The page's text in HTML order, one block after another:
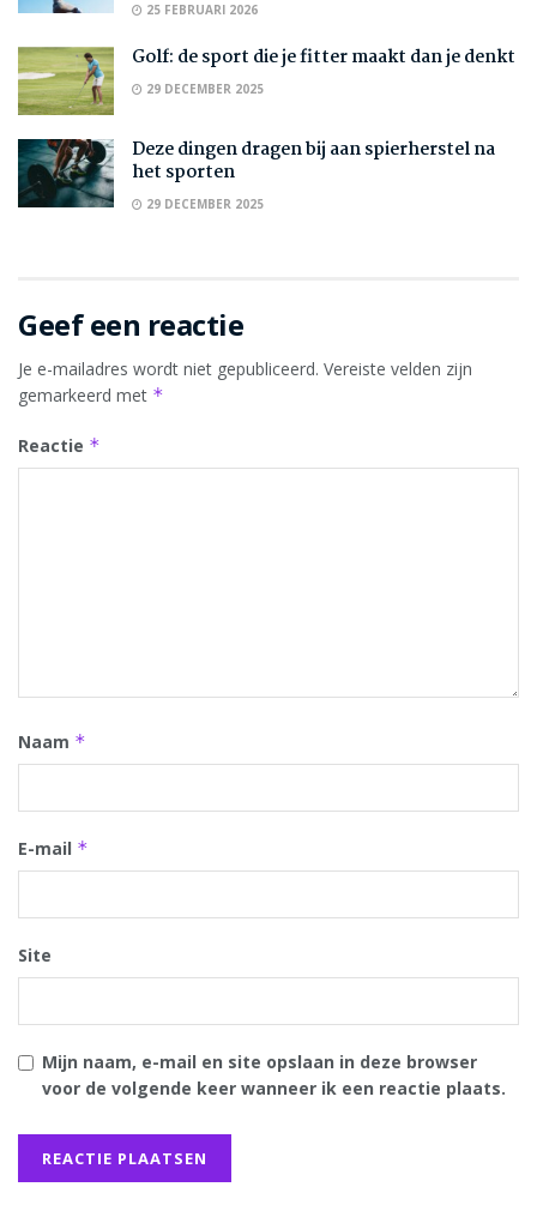
25 FEBRUARI 2026
Golf: de sport die je fitter maakt dan je denkt
29 DECEMBER 2025
Deze dingen dragen bij aan spierherstel na
het sporten
29 DECEMBER 2025
Geef een reactie
Je e-mailadres wordt niet gepubliceerd. Vereiste velden zijn
gemarkeerd met *
Reactie *
Naam *
E-mail *
Site
Mijn naam, e-mail en site opslaan in deze browser
voor de volgende keer wanneer ik een reactie plaats.